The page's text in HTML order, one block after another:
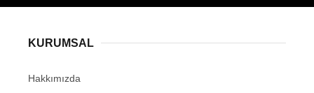
KURUMSAL
Hakkımızda